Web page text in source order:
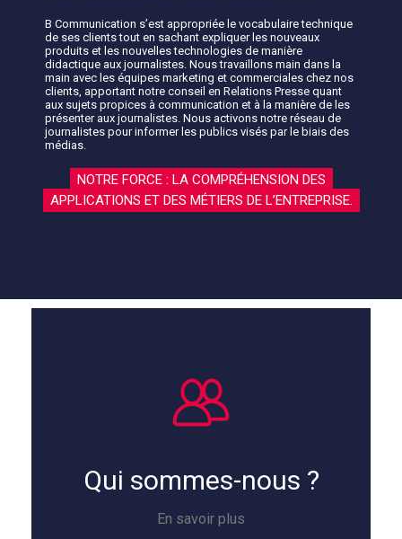
B Communication s’est appropriée le vocabulaire technique
de ses clients tout en sachant expliquer les nouveaux
produits et les nouvelles technologies de manière
didactique aux journalistes. Nous travaillons main dans la
main avec les équipes marketing et commerciales chez nos
clients, apportant notre conseil en Relations Presse quant
aux sujets propices à communication et à la manière de les
présenter aux journalistes. Nous activons notre réseau de
journalistes pour informer les publics visés par le biais des
médias.
NOTRE FORCE : LA COMPRÉHENSION DES
APPLICATIONS ET DES MÉTIERS DE L’ENTREPRISE.
Qui sommes-nous ?
En savoir plus